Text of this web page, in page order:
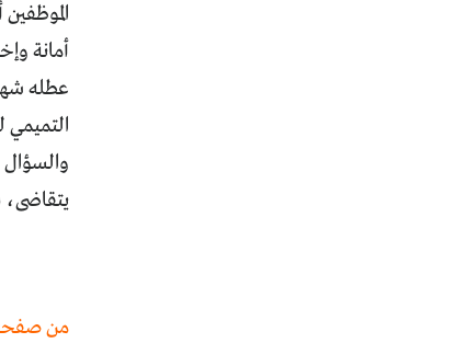
أمانة
عطله
من